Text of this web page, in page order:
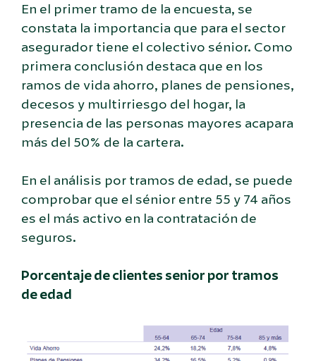
En el primer tramo de la encuesta, se
constata la importancia que para el sector
asegurador tiene el colectivo sénior. Como
primera conclusión destaca que en los
ramos de vida ahorro, planes de pensiones,
decesos y multirriesgo del hogar, la
presencia de las personas mayores acapara
más del 50% de la cartera.
En el análisis por tramos de edad, se puede
comprobar que el sénior entre 55 y 74 años
es el más activo en la contratación de
seguros.
Porcentaje de clientes senior por tramos
de edad